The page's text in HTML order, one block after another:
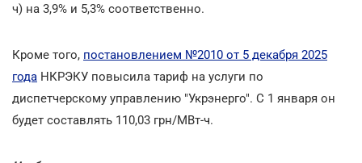
ч) на 3,9% и 5,3% соответственно.
Кроме того, постановлением №2010 от 5 декабря 2025
года НКРЭКУ повысила тариф на услуги по
диспетчерскому управлению "Укрэнерго". С 1 января он
будет составлять 110,03 грн/МВт-ч.